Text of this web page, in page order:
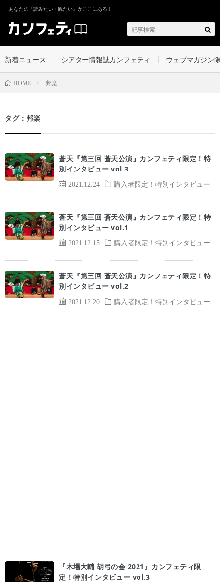
あなたの『読みたい・観たい』がここにある！
新着ニュース シアター情報誌カンフェティ ウェブマガジン
HOME 邦楽
タグ：邦楽
2021.12.24 購入者限定！特別インタビュー
蒼天『第三回 蒼天公演』カンフェティ限定！特
別インタビュー vol.3
2021.12.15 購入者限定！特別インタビュー
蒼天『第三回 蒼天公演』カンフェティ限定！特
別インタビュー vol.1
2021.12.20 購入者限定！特別インタビュー
蒼天『第三回 蒼天公演』カンフェティ限定！特
別インタビュー vol.2
『木場大輔 胡弓の会 2021』カンフェティ限
定！特別インタビュー vol.3